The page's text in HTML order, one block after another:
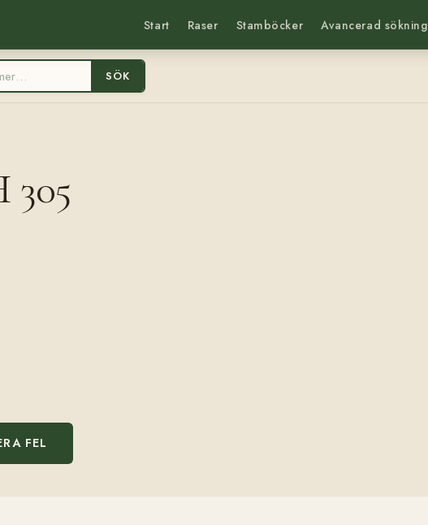
Start Raser Stamböcker Avancerad sökning
SÖK
305
FEL